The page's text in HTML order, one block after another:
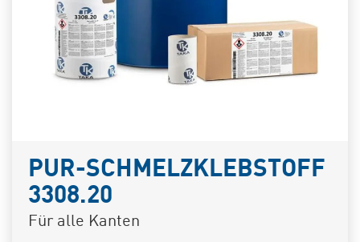
PUR-SCHMELZKLEBSTOFF
3308.20
Für alle Kanten